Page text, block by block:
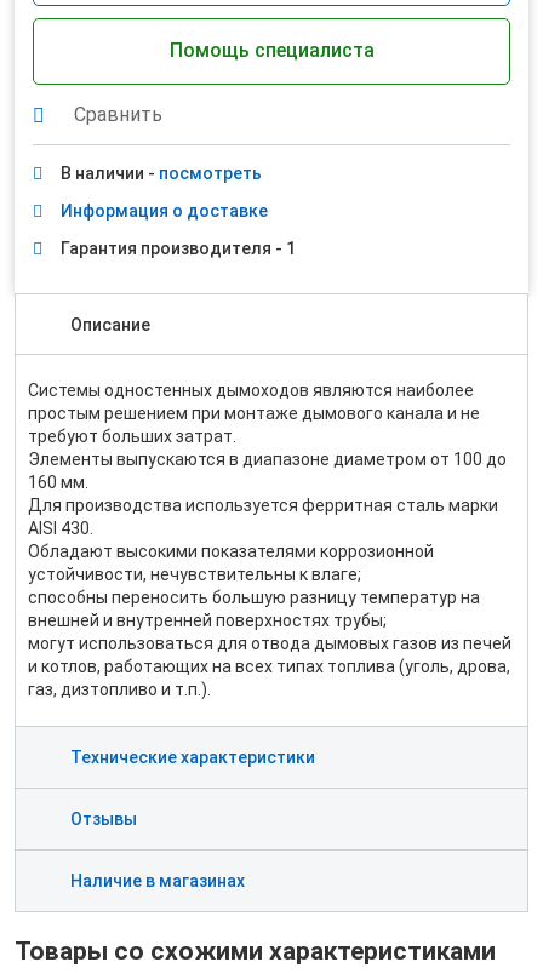
Помощь специалиста
Сравнить
В наличии - посмотреть
Информация о доставке
Гарантия производителя - 1
Описание
Системы одностенных дымоходов являются наиболее
простым решением при монтаже дымового канала и не
требуют больших затрат.
Элементы выпускаются в диапазоне диаметром от 100 до
160 мм.
Для производства используется ферритная сталь марки
AISI 430.
Обладают высокими показателями коррозионной
устойчивости, нечувствительны к влаге;
способны переносить большую разницу температур на
внешней и внутренней поверхностях трубы;
могут использоваться для отвода дымовых газов из печей
и котлов, работающих на всех типах топлива (уголь, дрова,
газ, дизтопливо и т.п.).
Технические характеристики
Отзывы
Наличие в магазинах
Товары со схожими характеристиками